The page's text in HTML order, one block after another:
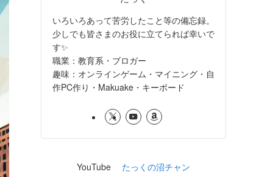
いろいろあって苦労したこと等の備忘録。
少しでも皆さまのお役に立てられば幸いで
す✨
職業：教育系・ブロガー
趣味：オンラインゲーム・マイニング・自
作PC作り・Makuake・キーボード
YouTube たっくの沼チャン